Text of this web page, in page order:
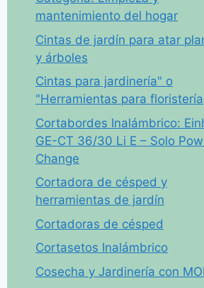
mantenimiento del hogar
Cintas de jardín para atar
y árboles
Cintas para jardinería" o
"Herramientas para floristería
Cortabordes Inalámbrico:
GE-CT 36/30 Li E – Solo
Change
Cortadora de césped y
herramientas de jardín
Cortadoras de césped
Cortasetos Inalámbrico
Cosecha y Jardinería con